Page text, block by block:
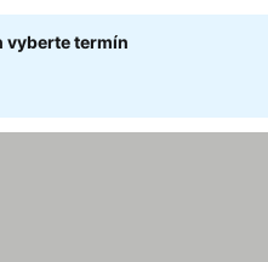
vyberte termín